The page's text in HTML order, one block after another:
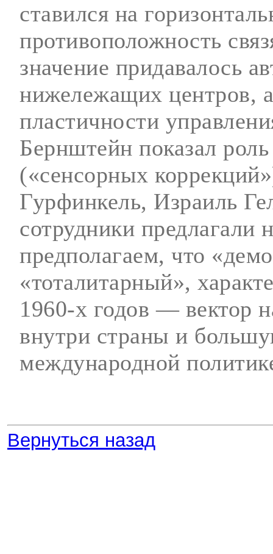
ставился на
противоположность
значение придавалось
нижележащих центров,
пластичности
Бернштейн показал
(«сенсорных
Гурфинкель, Израиль
сотрудники
предполагаем, что
«тоталитарный»,
1960-х годов — вектор
внутри страны и
международной
Вернуться назад